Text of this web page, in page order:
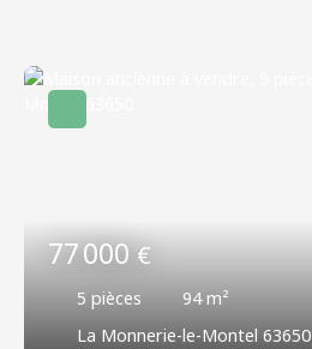
77 000€
5 pièces 94m²
La Monnerie-le-Montel 63650